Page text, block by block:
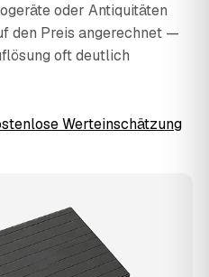
oder Antiquitäten
den Preis angerechnet —
oft deutlich
Werteinschätzung